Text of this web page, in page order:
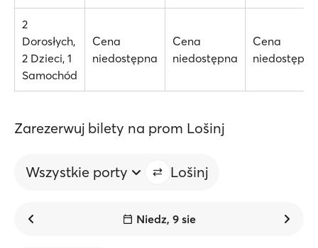
2
Dorosłych,
2 Dzieci, 1
Samochód
Cena
niedostępna
Cena
niedostępna
Cena
niedostępna
Zarezerwuj bilety na prom Lošinj
Wszystkie porty Lošinj
Niedz, 9 sie